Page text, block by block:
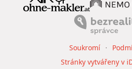
Soukromí
Stránky vytvářeny v